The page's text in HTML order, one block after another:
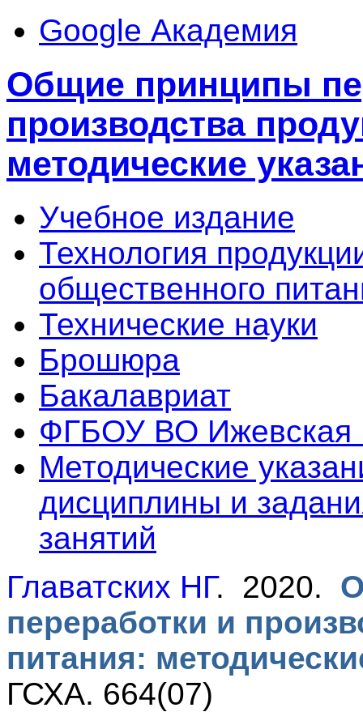
Google Академия
Общие принципы
производства
методические
Учебное издание
Технология
общественного
Технические науки
Брошюра
Бакалавриат
ФГБОУ ВО Ижевская
Методические
дисциплины и
занятий
Главатских НГ. 2020.
переработки и
питания:
ГСХА. 664(07)